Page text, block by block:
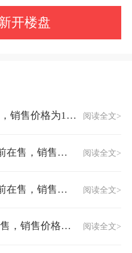
开楼盘
方圆·月岛首府目前待售，销售价格为12000元/㎡ 阅读全文>
保利碧桂园新城之光目前在售，销售价格为12500元/㎡ 阅读全文>
珠海恒大海泉湾花园目前在售，销售价格为12000元/㎡ 阅读全文>
佳兆业•金域都荟目前在售，销售价格为12000元/㎡ 阅读全文>